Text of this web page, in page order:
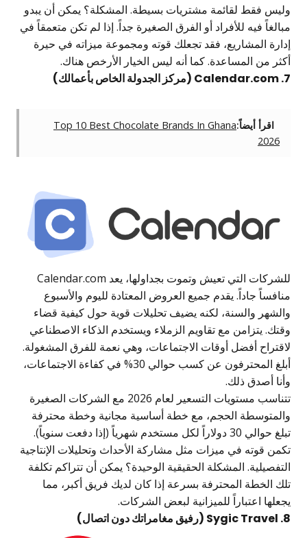
وليس فقط لقائمة مشتريات بسيطة. المشكلة؟ يمكن أن يبدو
مبالغاً فيه للأفراد أو الفرق الصغيرة جداً. إذا لم تكن متعمقاً في
إدارة المشاريع، فقد تجعلك قوته ومجموعة ميزاته في حيرة
أكثر من المساعدة. كما أنه ليس الخيار الأرخص هناك.
7. Calendar.com (مركز الجدولة الخاص بأعمالك)
اقرأ أيضاً:Top 10 Best Chocolate Brands In Ghana
2026
للشركات التي تعيش وتموت بجداولها، يعد Calendar.com
منافساً جاداً. يقدم جميع العروض المعتادة لليوم والأسبوع
والشهر والسنة، لكنه يضيف تحليلات قوية حول كيفية قضاء
وقتك. يتزامن مع تقاويم الزملاء ويستخدم الذكاء الاصطناعي
لاقتراح أفضل أوقات الاجتماعات، وهي نعمة للفرق المشغولة.
أبلغ المحترفون عن كسب حوالي 30% في كفاءة الاجتماعات،
وأنا أصدق ذلك.
تتناسب مستويات التسعير لعام 2026 مع الشركات الصغيرة
والمتوسطة الحجم، مع خطة أساسية مجانية وخطة محترفة
تبلغ حوالي 30 دولاراً لكل مستخدم شهرياً (إذا دفعت سنوياً).
تكمن قوته في ميزات مثل مشاركة الأحداث وتحليلات الإنتاجية
التفصيلية. المشكلة الحقيقية الوحيدة؟ يمكن أن تتراكم تكلفة
تلك الخطة المحترفة بسرعة إذا كان لديك فريق أكبر، مما
يجعلها اعتباراً للميزانية لبعض الشركات.
8. Sygic Travel (رفيق مغامراتك دون اتصال)